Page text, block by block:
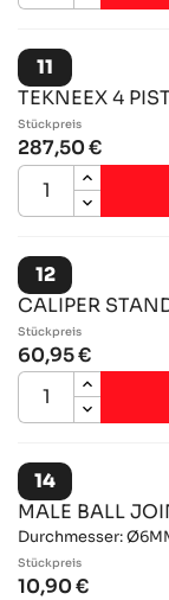
11
TEKNEEX 4
Stückpreis
287,50 €
12
CALIPER
Stückpreis
60,95 €
14
MALE BALL
Durchmesser:
Stückpreis
10,90 €